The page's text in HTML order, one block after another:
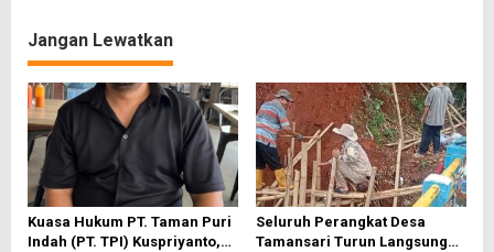
a
s
i
p
o
s
Jangan Lewatkan
Kuasa Hukum PT. Taman Puri
Indah (PT. TPI) Kuspriyanto,
Seluruh Perangkat Desa
Tamansari Turun Langsung